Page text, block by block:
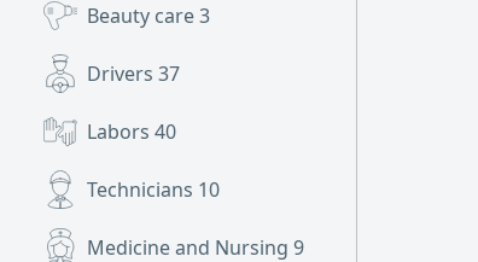
Beauty care3
Drivers 37
Labors 40
Technicians 10
Medicine and Nursing 9